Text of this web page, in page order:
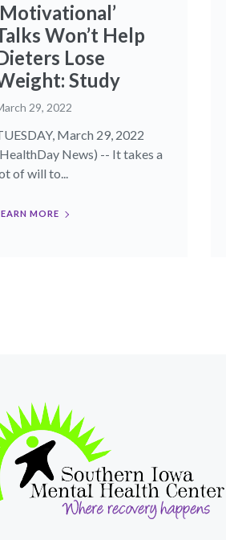
Won’t Help
Lose
Study
29, 2022
March 29, 2022
News) -- It takes a
of will to...
MORE